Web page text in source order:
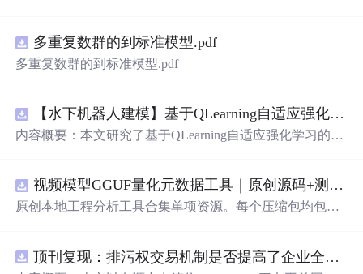
atsApp、企业微信等多渠道统一接入，显著提升订单咨询
响应效率与客户满意度。
多重复数群的到标准模型.pdf
多重复数群的到标准模型.pdf
【水下机器人建模】基于QLearning自适应强化学习PID控制器在AUV中的应用研究（Matlab代码实现）
内容概要：本文研究了基于QLearning自适应强化学习的PI
探讨了将强化学习算法QLearning与传统PID控制相结合的
方法，以提升AUV在复杂、时变及非线性水下环境中的自
arning算法在线 动态优化PID控制器的比例、积分和微分参
视频模型GGUF量化元数据工具｜原创源码+测试+离线报告
原创本地工程分析工具合集单项资源。每个压缩包均包含
行效果图、README、运行说明、功能清单、MIT License
顶刊复现：排污权交易机制是否提高了企业全要素生产率 -来自中国上市公司的证据（论文+数据）